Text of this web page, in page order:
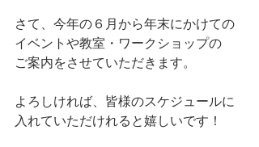
さて、今年の６月から年末にかけての
イベントや教室・ワークショップの
ご案内をさせていただきます。
よろしければ、皆様のスケジュールに
入れていただけれると嬉しいです！